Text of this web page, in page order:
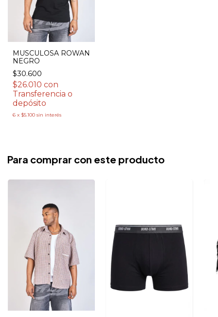
MUSCULOSA ROWAN
NEGRO
$30.600
$26.010 con
Transferencia o
depósito
6 x $5.100 sin interés
Para comprar con este producto